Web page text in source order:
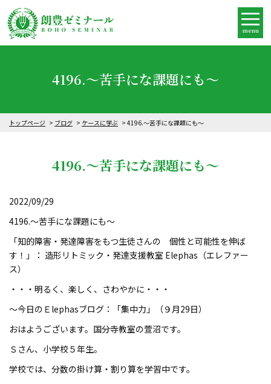
menu
4196.～苦手にな課題にも～
トップページ ブログ ケースに学ぶ 4196.～苦手にな課題にも～
4196.～苦手にな課題にも～
2022/09/29
4196.～苦手にな課題にも～
「知的障害・発達障害をもつ生徒さんの 個性と可能性を伸ば
す！」： 造形リトミック・発達支援教室 Elephas（エレファー
ス）
・・・明るく、楽しく、さわやかに・・・
～今日のＥlephasブログ：「集中力」（９月29日）
おはようございます。国分寺教室の萱沼です。
Ｓさん、小学校５年生。
学校では、分数の掛け算・割り算を学習中です。